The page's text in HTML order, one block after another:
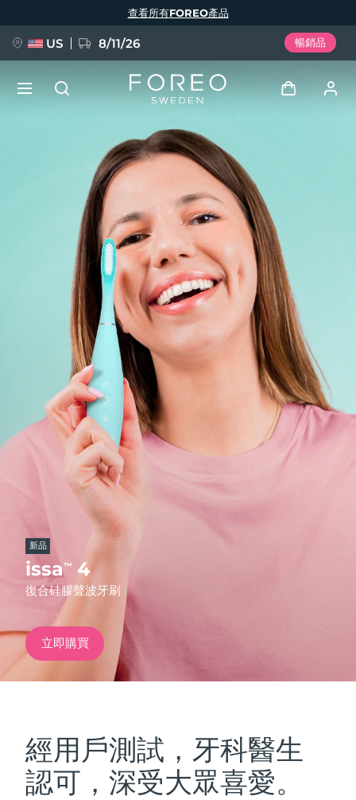
新品
issa™ 4
復合硅膠聲波牙刷
立即購買
經用戶測試，牙科醫生
認可，深受大眾喜愛。
查看所有FOREO產品
US 8/11/26 暢銷品
我的訂單
我的地址
我的訂閱
FAQ™ Pure Beauty-Tech Elixir
BREAKING NEWS
issa™ Teeth Whitening Set
FAQ™ Dual LED Panel
熱門產品
特別優惠
紅光療法
Deutsch
Español
Français
Italiano
Português
Svenska
Русский
简体中文 繁體中文
發貨國家
美國 預計送達日期11/08/2026
預計送達日期 10/08/2026
西班牙 預計送達日期
澳洲
法國
德國
加拿大
奧地利 預計送達日期10/08/2026
巴林 預計送達日期11/08/2026